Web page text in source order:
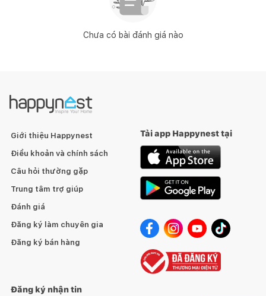
Chưa có bài đánh giá nào
Giới thiệu Happynest
Điều khoản và chính sách
Câu hỏi thường gặp
Trung tâm trợ giúp
Đánh giá
Đăng ký làm chuyên gia
Đăng ký bán hàng
Tải app Happynest tại
Đăng ký nhận tin